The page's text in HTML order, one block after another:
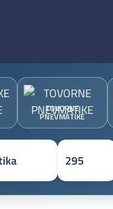
TOVORNE
PNEVMATIKE